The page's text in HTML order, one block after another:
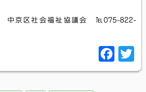
中京区社会福祉協議会 ℡075-822-
F
a